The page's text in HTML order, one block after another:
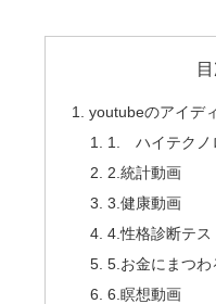
youtubeのアイデ
1. ハイテクノ
2.統計動画
3.健康動画
4.性格診断テス
5.お金にまつ
6.瞑想動画